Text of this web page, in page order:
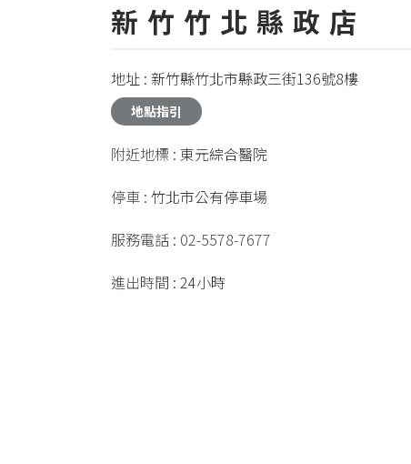
新竹竹北縣政店
地址 : 新竹縣竹北市縣政三街136號8樓
附近地標 : 東元綜合醫院
停車 : 竹北市公有停車場
服務電話 : 02-5578-7677
進出時間 : 24小時